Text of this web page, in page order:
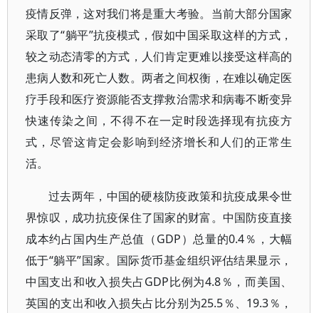
疫情反弹，这对我们将是重大考验。当前大部分国家
采取了“躺平”抗疫模式，假如中国采取这样的方式，
较之动态清零的方式，人们肯定更难以接受这样高的
患病人数和死亡人数。两者之间权衡，在难以确定医
疗手段和医疗资源能否支撑救治需求和病毒不断变异
快速传染之间，不得不在一定时段选择现有抗疫方
式，尽管这肯定会影响到经济增长和人们的正常生
活。
过去两年，中国的硬核防疫政策和抗疫成果令世
界惊叹，成功抗疫保住了国家的财富。中国防疫直接
成本约占国内生产总值（GDP）总量的0.4％，大幅
低于“躺平”国家。国际货币基金组织评估结果显示，
中国支出和收入损失占GDP比例为4.8％，而美国、
英国的支出和收入损失占比分别为25.5％、19.3％，